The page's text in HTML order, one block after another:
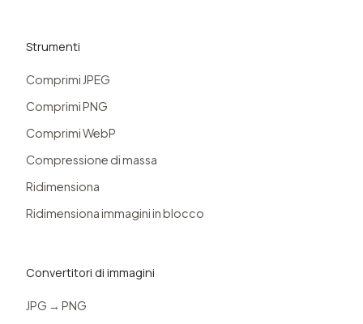
Strumenti
Comprimi JPEG
Comprimi PNG
Comprimi WebP
Compressione di massa
Ridimensiona
Ridimensiona immagini in blocco
Convertitori di immagini
JPG → PNG